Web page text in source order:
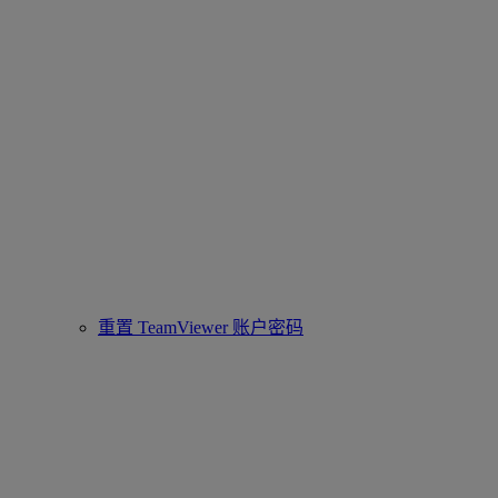
重置 TeamViewer 账户密码